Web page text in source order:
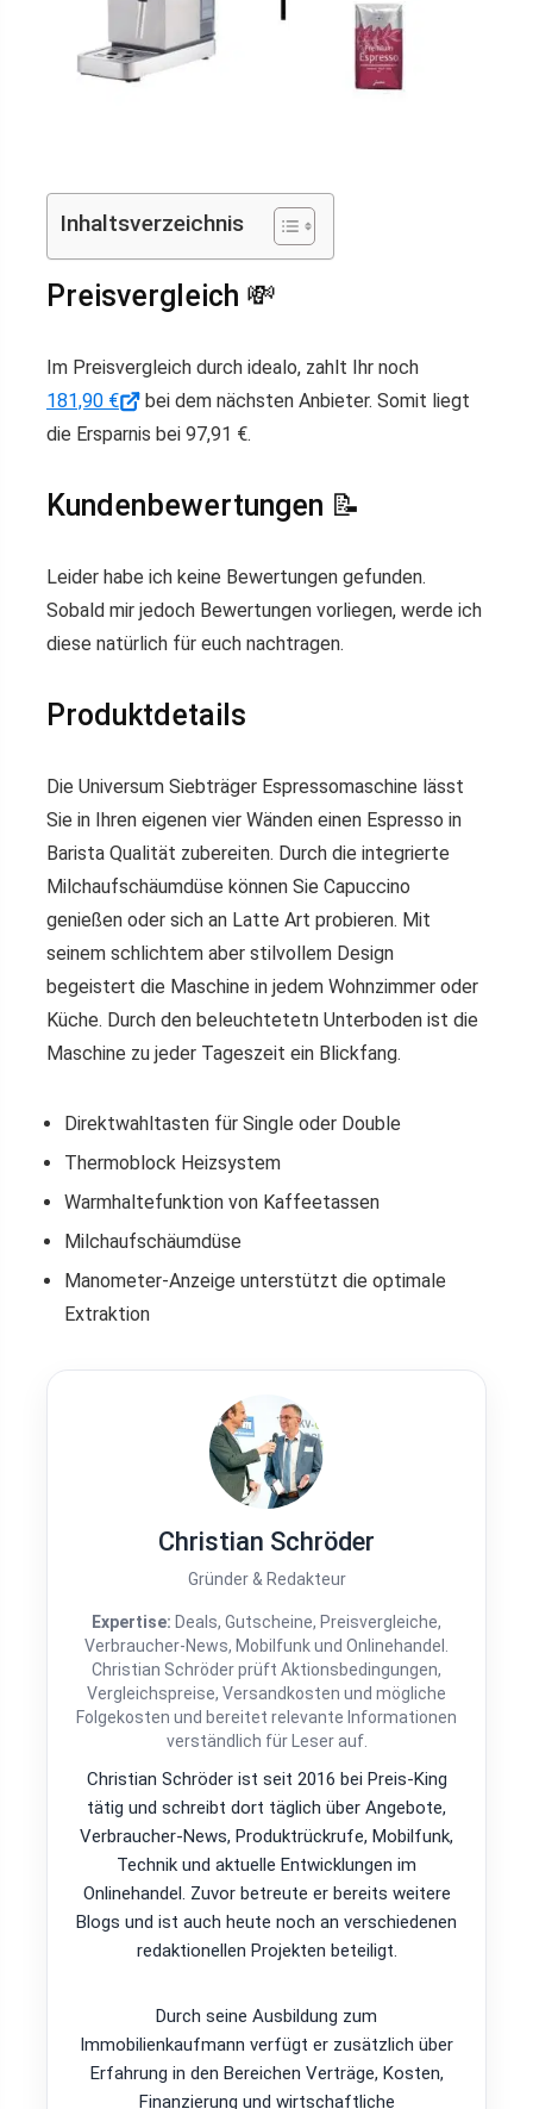
Inhaltsverzeichnis
Preisvergleich 💸
Im Preisvergleich durch idealo, zahlt Ihr noch
181,90 €
bei dem nächsten Anbieter. Somit liegt
die Ersparnis bei 97,91 €.
Kundenbewertungen 📝
Leider habe ich keine Bewertungen gefunden.
Sobald mir jedoch Bewertungen vorliegen, werde ich
diese natürlich für euch nachtragen.
Produktdetails
Die Universum Siebträger Espressomaschine lässt
Sie in Ihren eigenen vier Wänden einen Espresso in
Barista Qualität zubereiten. Durch die integrierte
Milchaufschäumdüse können Sie Capuccino
genießen oder sich an Latte Art probieren. Mit
seinem schlichtem aber stilvollem Design
begeistert die Maschine in jedem Wohnzimmer oder
Küche. Durch den beleuchtetetn Unterboden ist die
Maschine zu jeder Tageszeit ein Blickfang.
Direktwahltasten für Single oder Double
Thermoblock Heizsystem
Warmhaltefunktion von Kaffeetassen
Milchaufschäumdüse
Manometer-Anzeige unterstützt die optimale
Extraktion
Christian Schröder
Gründer & Redakteur
Expertise: Deals, Gutscheine, Preisvergleiche,
Verbraucher-News, Mobilfunk und Onlinehandel.
Christian Schröder prüft Aktionsbedingungen,
Vergleichspreise, Versandkosten und mögliche
Folgekosten und bereitet relevante Informationen
verständlich für Leser auf.
Christian Schröder ist seit 2016 bei Preis-King
tätig und schreibt dort täglich über Angebote,
Verbraucher-News, Produktrückrufe, Mobilfunk,
Technik und aktuelle Entwicklungen im
Onlinehandel. Zuvor betreute er bereits weitere
Blogs und ist auch heute noch an verschiedenen
redaktionellen Projekten beteiligt.
Durch seine Ausbildung zum
Immobilienkaufmann verfügt er zusätzlich über
Erfahrung in den Bereichen Verträge, Kosten,
Finanzierung und wirtschaftliche